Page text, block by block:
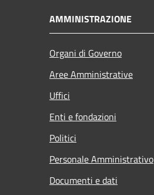
AMMINISTRAZIONE
Organi di Governo
Aree Amministrative
Uffici
Enti e fondazioni
Politici
Personale Amministrativo
Documenti e dati